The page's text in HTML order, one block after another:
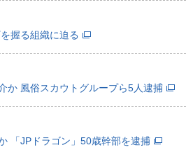
握る組織に迫る
か 風俗スカウトグループら5人逮捕
「JPドラゴン」50歳幹部を逮捕